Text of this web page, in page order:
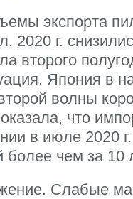
экспорта
2020 г.
второго
Япония в
волны
что
в июле 2020
чем за 10
Слабые